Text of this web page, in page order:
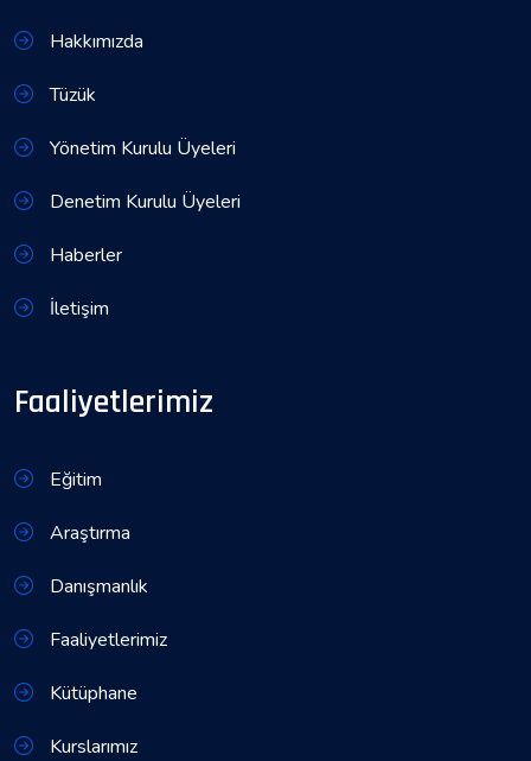
Hakkımızda
Tüzük
Yönetim Kurulu Üyeleri
Denetim Kurulu Üyeleri
Haberler
İletişim
Faaliyetlerimiz
Eğitim
Araştırma
Danışmanlık
Faaliyetlerimiz
Kütüphane
Kurslarımız